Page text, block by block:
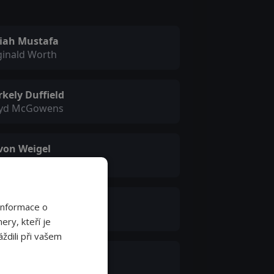
Mustafa
Worth
Duffield
McGowens
Weigel
Spiridakos
o
kteří je
při vašem